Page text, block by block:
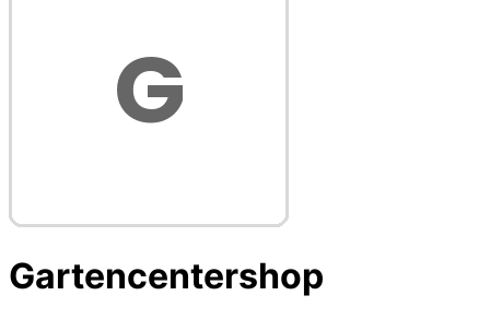
Gartencentershop